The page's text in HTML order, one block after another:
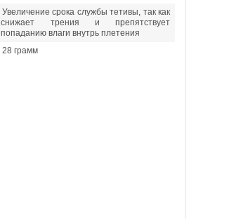
Увеличение срока службы тетивы, так как
снижает трения и препятствует
попаданию влаги внутрь плетения
28 грамм